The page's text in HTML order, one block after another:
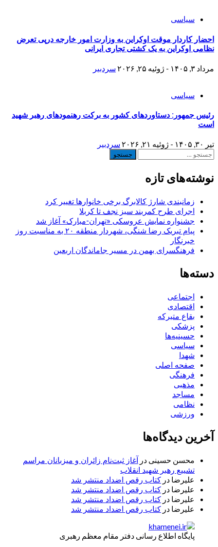
سیاسی
احضار کاردار موقت اوکراین به وزارت امور خارجه درپی تعرض
نظامی اوکراین به یک کشتی تجاری ایرانی
مرداد ۳, ۱۴۰۵ - ژوئیه ۲۵, ۲۰۲۶ سردبیر
سیاسی
رئیس جمهور: دستاوردهای کشور به برکت رهنمودهای رهبر شهید
است
تیر ۳۰, ۱۴۰۵ - ژوئیه ۲۱, ۲۰۲۶
سردبیر
جستجو
نوشته‌های تازه
زمانبندی شارژ کالابرگ برخی خانوارها تغییر کرد
اجرای طرح کمربند سبز نجف تا کربلا
جشنواره نمایش عروسکی «تهران-مبارک» آغاز شد
پیام تبریک رضا شنگی، شهردار منطقه ۲۰ به مناسبت روز
خبرنگار
فرهنگسرای بهمن در مسیر جاماندگان اربعین
دسته‌ها
اجتماعی
اقتصادی
بقاع متبرکه
پزشکی
حسینیه‌ها
سیاسی
شهدا
صفحه اصلی
فرهنگی
مذهبی
مساجد
نظامی
ورزشی
آخرین دیدگاه‌ها
محسن حسینی در آغاز ثبت‌نام زائران و میزبانان مراسم
تشییع رهبر شهید انقلاب
علیرضا در کتاب رقص اضداد منتشر شد
علیرضا در کتاب رقص اضداد منتشر شد
علیرضا در کتاب رقص اضداد منتشر شد
علیرضا در کتاب رقص اضداد منتشر شد
پایگاه اطلاع رسانی دفتر مقام معظم رهبری